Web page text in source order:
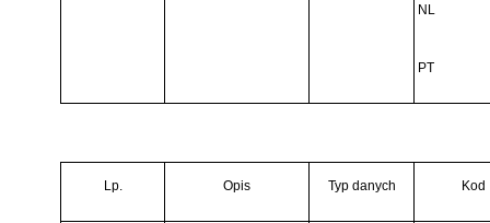
NL
PT
Lp. Opis Typ danych Kod